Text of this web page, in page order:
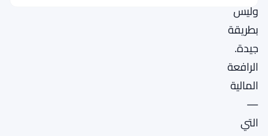
وليس
بطريقة
جيدة.
الرافعة
المالية
—
التي